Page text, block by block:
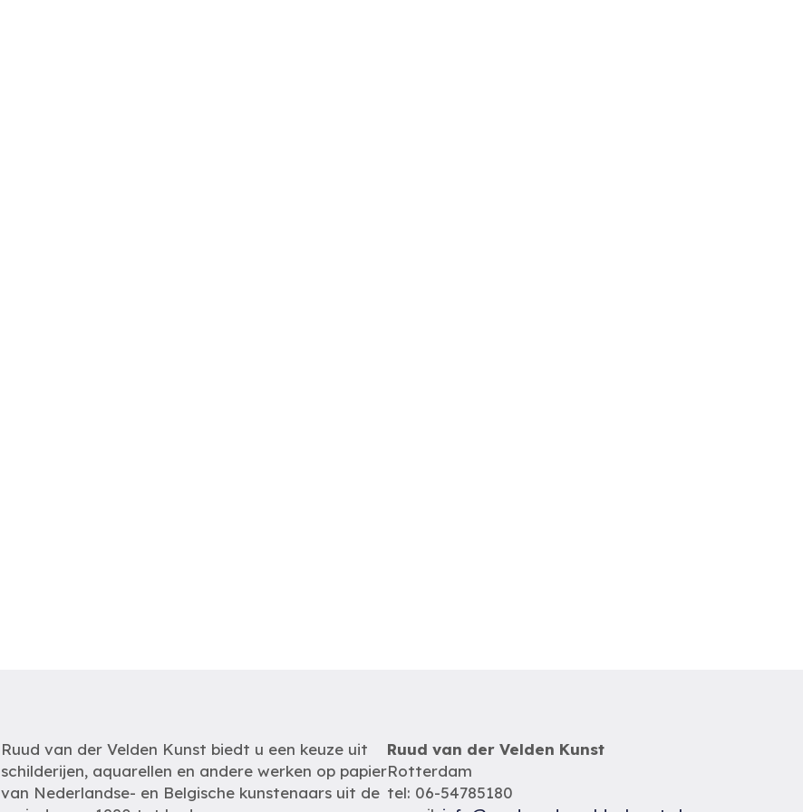
Ruud van der Velden Kunst biedt u een keuze uit
schilderijen, aquarellen en andere werken op papier
van Nederlandse- en Belgische kunstenaars uit de
Ruud van der Velden Kunst
Rotterdam
tel: 06-54785180